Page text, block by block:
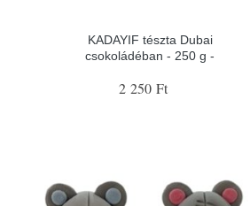
KADAYIF tészta Dubai
csokoládéban - 250 g -
2 250 Ft